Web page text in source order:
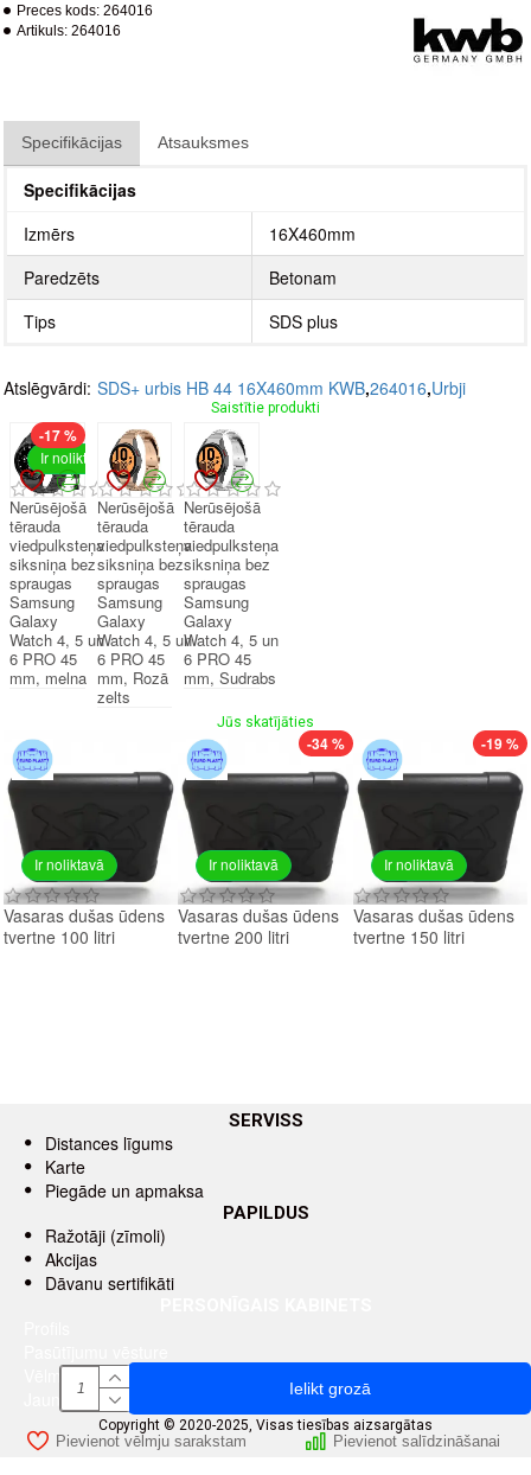
Preces kods: 264016
Artikuls: 264016
Ielikt grozā
Pievienot vēlmju sarakstam Pievienot salīdzināšanai
Specifikācijas Atsauksmes
Specifikācijas
Izmērs
16X460mm
Paredzēts
Betonam
Tips
SDS plus
Atslēgvārdi: SDS+ urbis HB 44 16X460mm KWB,264016,Urbji
Saistītie produkti
Ir noliktavā
-17 %
Nerūsējošā
tērauda
viedpulksteņa
siksniņa bez
spraugas
Samsung
Galaxy
Watch 4, 5 un
6 PRO 45
mm, melna
Nerūsējošā
tērauda
viedpulksteņa
siksniņa bez
spraugas
Samsung
Galaxy
Watch 4, 5 un
6 PRO 45
mm, Rozā
zelts
Nerūsējošā
tērauda
viedpulksteņa
siksniņa bez
spraugas
Samsung
Galaxy
Watch 4, 5 un
6 PRO 45
mm, Sudrabs
Jūs skatījāties
Ir noliktavā
Vasaras dušas ūdens
tvertne 100 litri
Ir noliktavā
-34 %
Vasaras dušas ūdens
tvertne 200 litri
Ir noliktavā
-19 %
Vasaras dušas ūdens
tvertne 150 litri
SERVISS
Distances līgums
Karte
Piegāde un apmaksa
PAPILDUS
Ražotāji (zīmoli)
Akcijas
Dāvanu sertifikāti
Vēlmju saraksts
Jaunumu saņemšana pa e-pastu
Copyright © 2020-2025, Visas tiesības aizsargātas